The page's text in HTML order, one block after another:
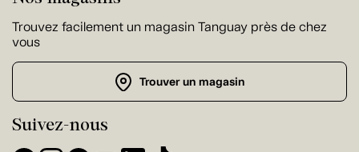
Trouvez facilement un magasin Tanguay près de chez
vous
Trouver un magasin
Suivez-nous